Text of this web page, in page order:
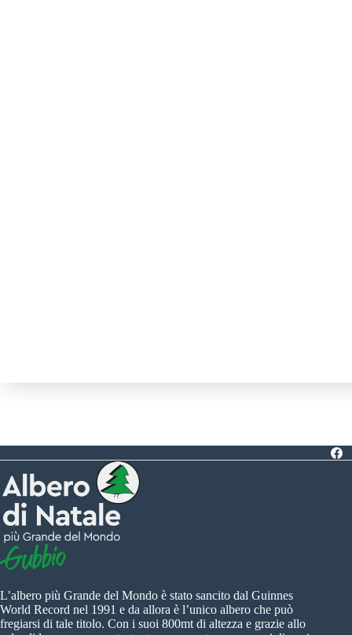
L’albero più Grande del Mondo è stato sancito dal Guinnes
World Record nel 1991 e da allora è l’unico albero che può
fregiarsi di tale titolo. Con i suoi 800mt di altezza e grazie allo